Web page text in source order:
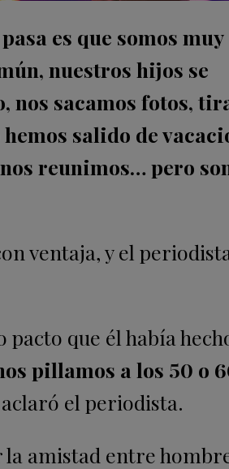
es que somos muy
nuestros hijos se
nos sacamos fotos,
salido de
reunimos… pero
ventaja, y el
pacto que él había
pillamos a los 50 o
aclaró el periodista.
amistad entre